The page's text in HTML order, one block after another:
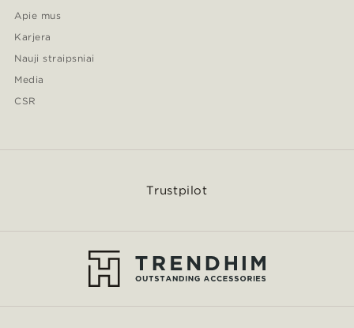
Apie mus
Karjera
Nauji straipsniai
Media
CSR
Trustpilot